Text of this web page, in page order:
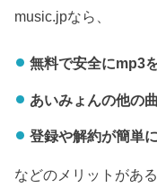
music.jpなら、
無料で安全にmp3
あいみょんの他の
登録や解約が簡単
などのメリットがあ